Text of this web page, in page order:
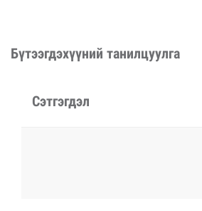
Бүтээгдэхүүний танилцуулга
Сэтгэгдэл